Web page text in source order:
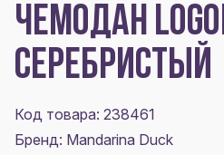
ЧЕМОДАН
СЕРЕБРИСТЫЙ
Код товара: 238461
Бренд: Mandarina Duck